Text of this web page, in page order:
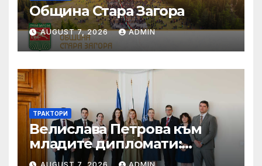
Община Стара Загора
AUGUST 7, 2026 ADMIN
ТРАКТОРИ
Велислава Петрова към
младите дипломати:
Бъдете смели, уверени и